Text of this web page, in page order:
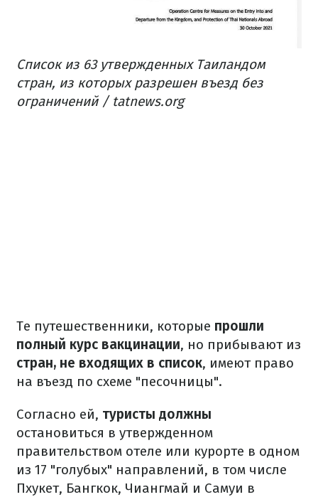
Список из 63 утвержденных Таиландом
стран, из которых разрешен въезд без
ограничений / tatnews.org
Те путешественники, которые прошли
полный курс вакцинации, но прибывают из
стран, не входящих в список, имеют право
на въезд по схеме "песочницы".
Согласно ей, туристы должны
остановиться в утвержденном
правительством отеле или курорте в одном
из 17 "голубых" направлений, в том числе
Пхукет, Бангкок, Чиангмай и Самуи в